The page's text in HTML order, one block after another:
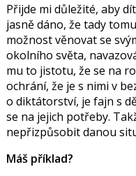
Přijde mi důležité, aby
jasně dáno, že tady
možnost věnovat se
okolního světa,
mu to jistotu, že se na
ochrání, že je s nimi v
o diktátorství, je fajn s
se na jejich potřeby.
nepřizpůsobit danou
Máš příklad?